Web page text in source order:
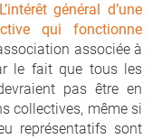
L’intérêt général d’une
qui fonctionne
associée à
le fait que tous les
pas être en
collectives, même si
représentatifs sont